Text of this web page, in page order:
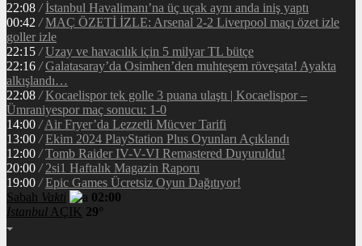
22:08 / İstanbul Havalimanı’na üç uçak aynı anda iniş yaptı
00:42 / MAÇ ÖZETİ İZLE: Arsenal 2-2 Liverpool maçı özet izle
goller izle
22:15 / Uzay ve havacılık için 5 milyar TL bütçe
22:16 / Galatasaray’da Osimhen’den muhteşem röveşata! Ayakta
alkışlandı…
22:08 / Kocaelispor tek golle 3 puana ulaştı | Kocaelispor –
Ümraniyespor maç sonucu: 1-0
14:00 / Air Fryer’da Lezzetli Mücver Tarifi
13:00 / Ekim 2024 PlayStation Plus Oyunları Açıklandı
12:00 / Tomb Raider IV-V-VI Remastered Duyuruldu!
20:00 / 2si1 Haftalık Magazin Raporu
19:00 / Epic Games Ücretsiz Oyun Dağıtıyor!
Sabah Vakti
02:00
İstanbul AÇIK 29°